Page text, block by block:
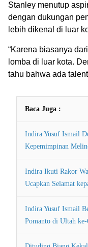
Stanley menutup
dengan dukungan
lebih dikenal di luar
“Karena biasanya
lomba di luar kota.
tahu bahwa ada
Baca Juga :
Indira Yusuf Ismail
Kepemimpinan
Indira Ikuti Rakor
Ucapkan Selamat
Indira Yusuf Ismail
Pomanto di Ultah ke-